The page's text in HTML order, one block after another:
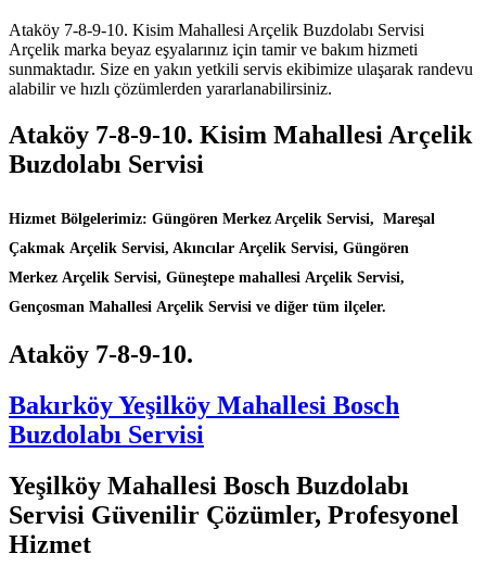
Ataköy 7-8-9-10. Kisim Mahallesi Arçelik Buzdolabı Servisi
Arçelik marka beyaz eşyalarınız için tamir ve bakım hizmeti
sunmaktadır. Size en yakın yetkili servis ekibimize ulaşarak randevu
alabilir ve hızlı çözümlerden yararlanabilirsiniz.
Ataköy 7-8-9-10. Kisim Mahallesi Arçelik
Buzdolabı Servisi
Hizmet Bölgelerimiz: Güngören Merkez Arçelik Servisi, Mareşal
Çakmak Arçelik Servisi, Akıncılar Arçelik Servisi, Güngören
Merkez Arçelik Servisi, Güneştepe mahallesi Arçelik Servisi,
Gençosman Mahallesi Arçelik Servisi ve diğer tüm ilçeler.
Ataköy 7-8-9-10.
Bakırköy Yeşilköy Mahallesi Bosch
Buzdolabı Servisi
Yeşilköy Mahallesi Bosch Buzdolabı
Servisi Güvenilir Çözümler, Profesyonel
Hizmet